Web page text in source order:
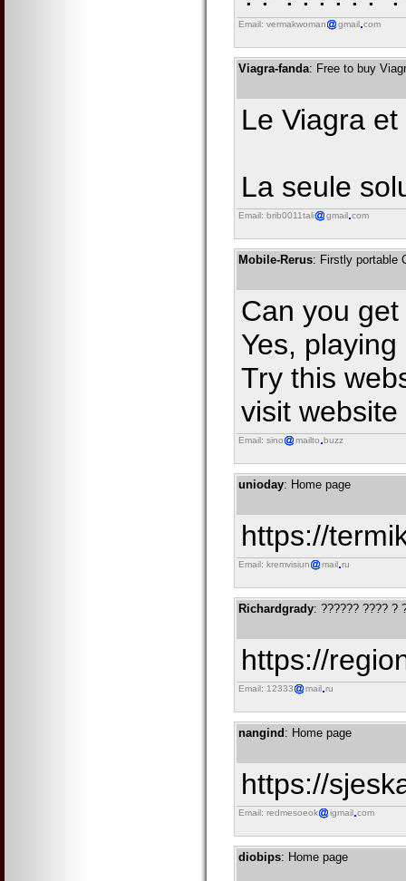
Email: vermakwoman gmail com
Viagra-fanda: Free to buy
Le Viagra
La seule
Email: brib0011tali gmail com
Mobile-Rerus: Firstly portable
Can you
Yes,
Try this
visit website
Email: sino mailto buzz
unioday: Home page
https://
Email: kremvisiun mail ru
Richardgrady: ?????? ???? ?
https://
Email: 12333 mail ru
nangind : Home page
https://
Email: redmesoeok igmail com
diobips: Home page